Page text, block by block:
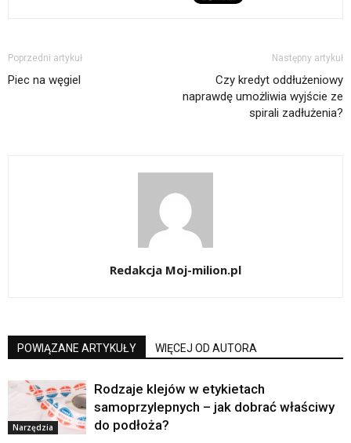
Poprzedni artykuł
Piec na węgiel
Następny artykuł
Czy kredyt oddłużeniowy
naprawdę umożliwia wyjście ze
spirali zadłużenia?
Redakcja Moj-milion.pl
POWIĄZANE ARTYKUŁY WIĘCEJ OD AUTORA
Narzędzia
Rodzaje klejów w etykietach
samoprzylepnych – jak dobrać właściwy
do podłoża?